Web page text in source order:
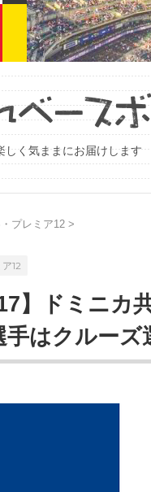
しく気ままにお届けします
プレミア12 >
12
】ドミニカ
はクルーズ